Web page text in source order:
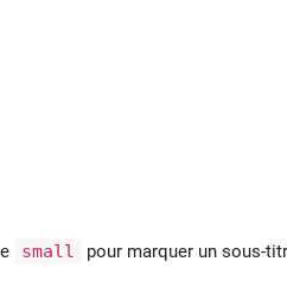
small pour marquer un sous-